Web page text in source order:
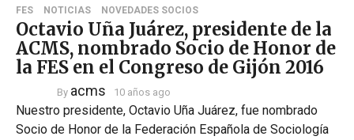
FES NOTICIAS NOVEDADES SOCIOS
Octavio Uña Juárez, presidente de la
ACMS, nombrado Socio de Honor de
la FES en el Congreso de Gijón 2016
By acms 10 años ago
Nuestro presidente, Octavio Uña Juárez, fue nombrado
Socio de Honor de la Federación Española de Sociología